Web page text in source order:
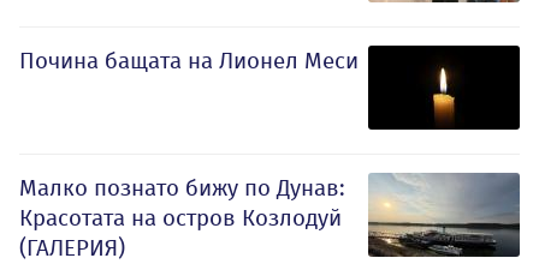
Почина бащата на Лионел Меси
Малко познато бижу по Дунав:
Красотата на остров Козлодуй
(ГАЛЕРИЯ)